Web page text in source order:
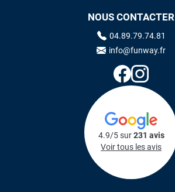
NOUS CONTACTER
04.89.79.74.81
info@funway.fr
4.9/5 sur231 avis
Voir tous les avis